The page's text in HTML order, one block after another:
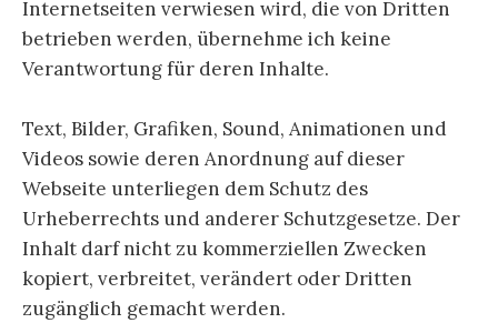
Internetseiten verwiesen wird, die von Dritten
betrieben werden, übernehme ich keine
Verantwortung für deren Inhalte.
Text, Bilder, Grafiken, Sound, Animationen und
Videos sowie deren Anordnung auf dieser
Webseite unterliegen dem Schutz des
Urheberrechts und anderer Schutzgesetze. Der
Inhalt darf nicht zu kommerziellen Zwecken
kopiert, verbreitet, verändert oder Dritten
zugänglich gemacht werden.